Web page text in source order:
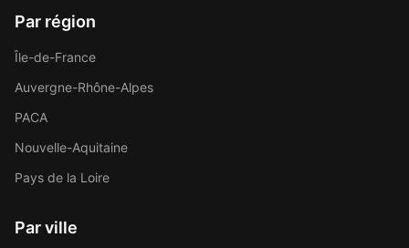
Par région
Île-de-France
Auvergne-Rhône-Alpes
PACA
Nouvelle-Aquitaine
Pays de la Loire
Par ville